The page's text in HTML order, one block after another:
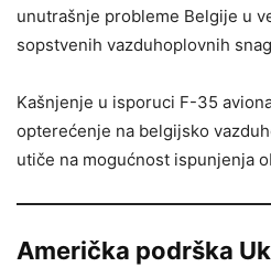
unutrašnje probleme Belgije u
sopstvenih vazduhoplovnih
Kašnjenje u isporuci F-35
opterećenje na belgijsko
utiče na mogućnost ispunjenja
Američka podrška